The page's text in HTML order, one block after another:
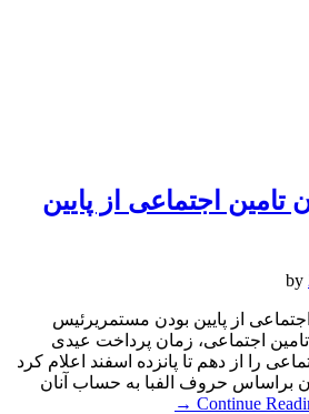
تامین اجتماعی از پایین
اجتماعی از پایین بودن مستمریرئیس
اجتماعی، زمان پرداخت عیدی
را از دهم تا پانزده اسفند اعلام کرد
براساس حروف الفبا به حساب آنان
Continue
→